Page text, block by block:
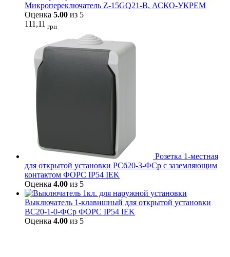
Микропереключатель Z-15GQ21-B, АСКО-УКРЕМ
Оценка 5.00 из 5
111,11 грн
Розетка 1-местная
для открытой установки РСб20-3-ФСр с заземляющим
контактом ФОРС IP54 IEK
Оценка 4.00 из 5
Выключатель 1-клавишный для открытой установки
ВС20-1-0-ФСр ФОРС IP54 IEK
Оценка 4.00 из 5